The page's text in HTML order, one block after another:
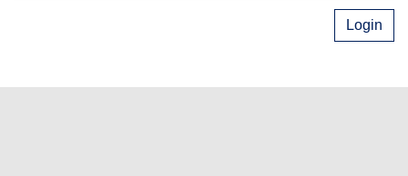
Login